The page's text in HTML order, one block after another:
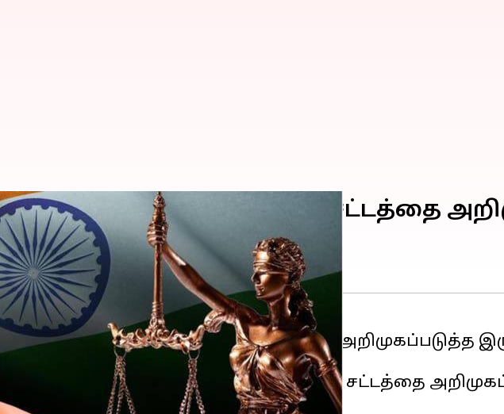
பொது சிவில் சட்டத்தை
pm
வாரம் பொது சிவில் சட்டத்தை(UCC) அறிமுகப்படுத்த
அறிமுகப்படுத்தினால், பொது சிவில் சட்டத்தை
கிடைக்கும்.